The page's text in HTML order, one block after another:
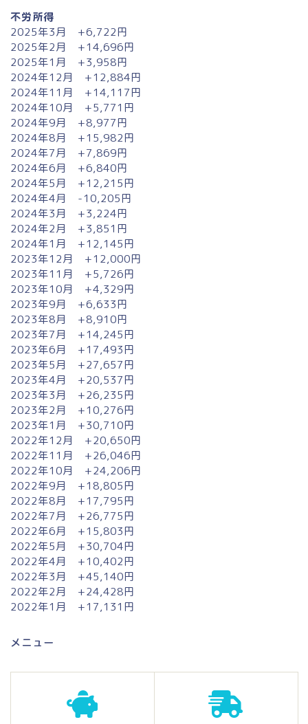
不労所得
2025年3月 +6,722円
2025年2月 +14,696円
2025年1月 +3,958円
2024年12月 +12,884円
2024年11月 +14,117円
2024年10月 +5,771円
2024年9月 +8,977円
2024年8月 +15,982円
2024年7月 +7,869円
2024年6月 +6,840円
2024年5月 +12,215円
2024年4月 -10,205円
2024年3月 +3,224円
2024年2月 +3,851円
2024年1月 +12,145円
2023年12月 +12,000円
2023年11月 +5,726円
2023年10月 +4,329円
2023年9月 +6,633円
2023年8月 +8,910円
2023年7月 +14,245円
2023年6月 +17,493円
2023年5月 +27,657円
2023年4月 +20,537円
2023年3月 +26,235円
2023年2月 +10,276円
2023年1月 +30,710円
2022年12月 +20,650円
2022年11月 +26,046円
2022年10月 +24,206円
2022年9月 +18,805円
2022年8月 +17,795円
2022年7月 +26,775円
2022年6月 +15,803円
2022年5月 +30,704円
2022年4月 +10,402円
2022年3月 +45,140円
2022年2月 +24,428円
2022年1月 +17,131円
メニュー